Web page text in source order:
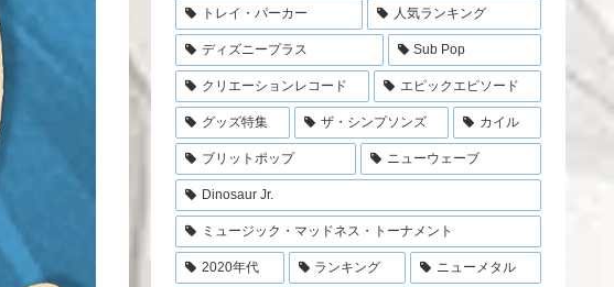
トレイ・パーカー 人気ランキング
ディズニープラス Sub Pop
クリエーションレコード エピックエピソード
グッズ特集 ザ・シンプソンズ カイル
ブリットポップ ニューウェーブ
Dinosaur Jr.
ミュージック・マッドネス・トーナメント
2020年代 ランキング ニューメタル